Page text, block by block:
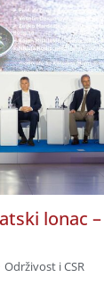
lonac
Održivost i CSR